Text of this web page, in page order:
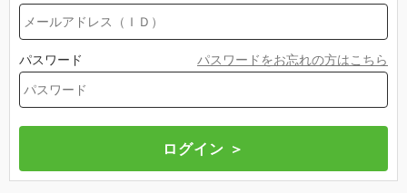
パスワード パスワードをお忘れの方はこちら